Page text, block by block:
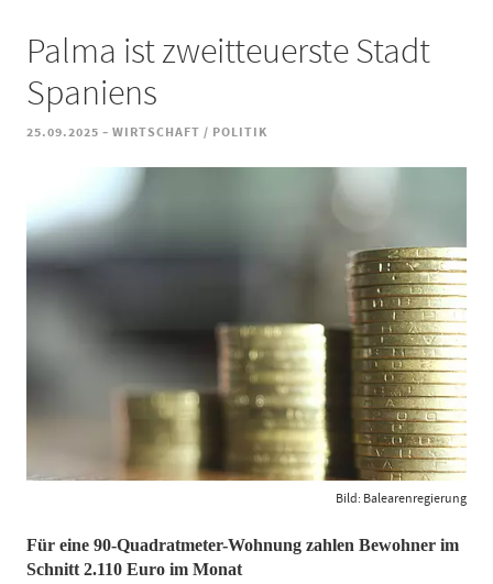
Palma ist zweitteuerste Stadt
Spaniens
25.09.2025 - WIRTSCHAFT / POLITIK
Bild: Balearenregierung
​​​​​​​Für eine 90-Quadratmeter-Wohnung zahlen Bewohner im
Schnitt 2.110 Euro im Monat